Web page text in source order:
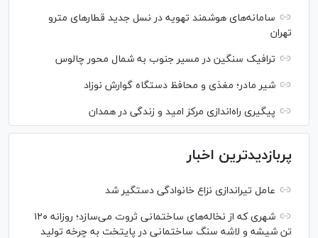
سامانه‌های هوشمند تهویه در نسل جدید قطار‌های مترو
تهران
ترافیک سنگین در مسیر جنوب به شمال محور چالوس
شیر مادر؛ مغذی و محافظ دستگاه گوارش نوزاد
پیگیری راه‌اندازی مرکز امید و زندگی در همدان
پربازدیدترین اخبار
عامل تیراندازی نزاع خانوادگی دستگیر شد
شهری که از نخاله‌های ساختمانی ثروت می‌سازد؛ روزانه ۱۲۰
تن شیشه و لاشه سنگ ساختمانی در پایتخت به چرخه تولید